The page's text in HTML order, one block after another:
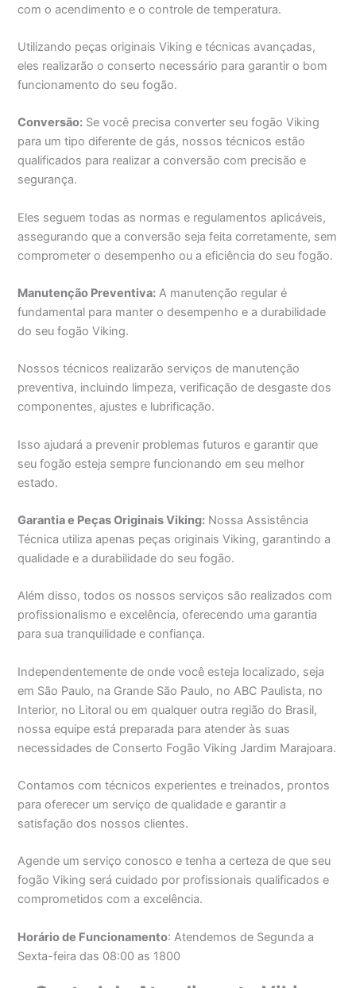
com o acendimento e o controle de temperatura.
Utilizando peças originais Viking e técnicas avançadas,
eles realizarão o conserto necessário para garantir o bom
funcionamento do seu fogão.
Conversão: Se você precisa converter seu fogão Viking
para um tipo diferente de gás, nossos técnicos estão
qualificados para realizar a conversão com precisão e
segurança.
Eles seguem todas as normas e regulamentos aplicáveis,
assegurando que a conversão seja feita corretamente, sem
comprometer o desempenho ou a eficiência do seu fogão.
Manutenção Preventiva: A manutenção regular é
fundamental para manter o desempenho e a durabilidade
do seu fogão Viking.
Nossos técnicos realizarão serviços de manutenção
preventiva, incluindo limpeza, verificação de desgaste dos
componentes, ajustes e lubrificação.
Isso ajudará a prevenir problemas futuros e garantir que
seu fogão esteja sempre funcionando em seu melhor
estado.
Garantia e Peças Originais Viking: Nossa Assistência
Técnica utiliza apenas peças originais Viking, garantindo a
qualidade e a durabilidade do seu fogão.
Além disso, todos os nossos serviços são realizados com
profissionalismo e excelência, oferecendo uma garantia
para sua tranquilidade e confiança.
Independentemente de onde você esteja localizado, seja
em São Paulo, na Grande São Paulo, no ABC Paulista, no
Interior, no Litoral ou em qualquer outra região do Brasil,
nossa equipe está preparada para atender às suas
necessidades de Conserto Fogão Viking Jardim Marajoara.
Contamos com técnicos experientes e treinados, prontos
para oferecer um serviço de qualidade e garantir a
satisfação dos nossos clientes.
Agende um serviço conosco e tenha a certeza de que seu
fogão Viking será cuidado por profissionais qualificados e
comprometidos com a excelência.
Horário de Funcionamento: Atendemos de Segunda a
Sexta-feira das 08:00 as 1800